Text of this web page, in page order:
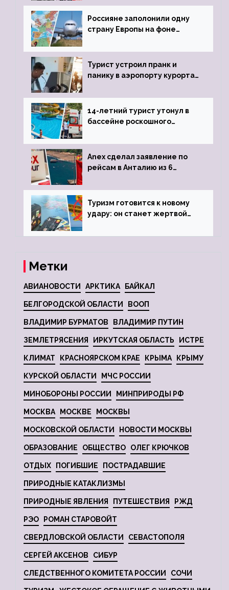
Россияне заполонили одну
страну Европы на фоне
виз
Турист устроил пранк и
панику в аэропорту курорта,
задержке рейса
14-летний турист утонул в
бассейне роскошного
Anex сделал заявление по
рейсам в Анталию из 6
Туризм готовится к новому
удару: он станет жертвой
Метки
АВИАНОВОСТИ АРКТИКА БАЙКАЛ
БЕЛГОРОДСКОЙ ОБЛАСТИ ВООП
ВЛАДИМИР БУРМАТОВ ВЛАДИМИР ПУТИН
ЗЕМЛЕТРЯСЕНИЯ ИРКУТСКАЯ ОБЛАСТЬ ИСТРЕ
КЛИМАТ КРАСНОЯРСКОМ КРАЕ КРЫМА КРЫМУ
КУРСКОЙ ОБЛАСТИ МЧС РОССИИ
МИНОБОРОНЫ РОССИИ МИНПРИРОДЫ РФ
МОСКВА МОСКВЕ МОСКВЫ
МОСКОВСКОЙ ОБЛАСТИ НОВОСТИ МОСКВЫ
ОБРАЗОВАНИЕ ОБЩЕСТВО ОЛЕГ КРЮЧКОВ
ОТДЫХ ПОГИБШИЕ ПОСТРАДАВШИЕ
ПРИРОДНЫЕ КАТАКЛИЗМЫ
ПРИРОДНЫЕ ЯВЛЕНИЯ ПУТЕШЕСТВИЯ РЖД
РЭО РОМАН СТАРОВОЙТ
СВЕРДЛОВСКОЙ ОБЛАСТИ СЕВАСТОПОЛЯ
СЕРГЕЙ АКСЕНОВ СИБУР
СЛЕДСТВЕННОГО КОМИТЕТА РОССИИ СОЧИ